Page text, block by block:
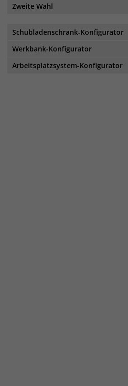
Zweite Wahl
Schubladenschrank-Konfigurator
Werkbank-Konfigurator
Arbeitsplatzsystem-Konfigurator